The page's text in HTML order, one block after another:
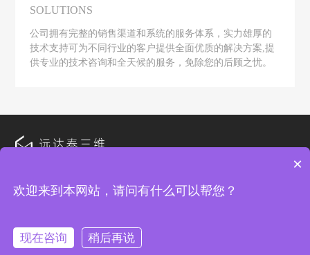
SOLUTIONS
公司拥有完整的销售渠道和系统的服务体系，实力雄厚的
技术支持可为不同行业的客户提供全面优质的解决方案,提
供专业的技术咨询和全天候的服务，免除您的后顾之忧。
© 2026 北京远达泰科技有限公司 All Rights Reserved. 备案号：
×
欢迎来到本网站，请问有什么可以帮您？
现在咨询 稍后再说